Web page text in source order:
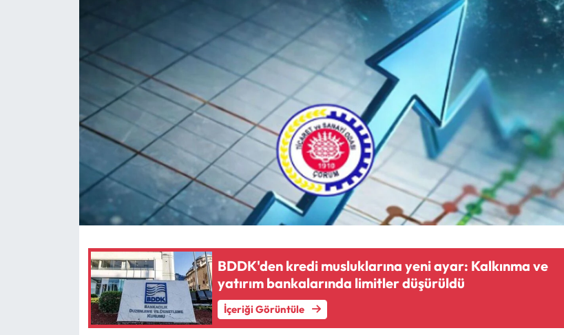
BDDK'den kredi musluklarına yeni ayar: Kalkınma ve
yatırım bankalarında limitler düşürüldü
İçeriği Görüntüle
Ekonomi
İskilip Haberleri
Kargı Haberleri
Kimdir?
Laçin Haberleri